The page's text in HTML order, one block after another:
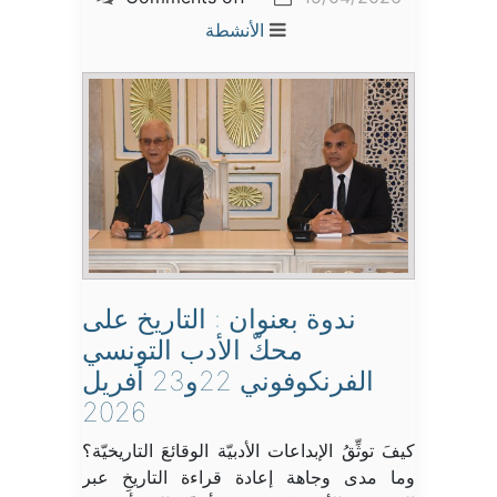
الأنشطة
ندوة بعنوان : التاريخ على
محكّ الأدب التونسي
الفرنكوفوني 22و23 أفريل
2026
كيفَ توثِّقُ الإبداعات الأدبيّة الوقائعَ التاريخيّة؟
وما مدى وجاهة إعادة قراءة التاريخِ عبر